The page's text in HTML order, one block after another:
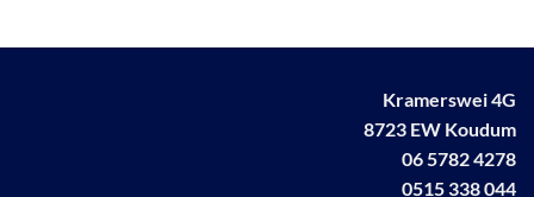
Kramerswei 4G
8723 EW Koudum
06 5782 4278
0515 338 044